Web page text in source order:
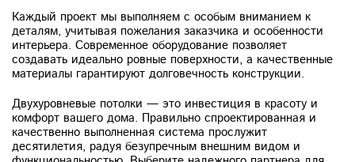
Каждый проект мы выполняем с особым вниманием к
деталям, учитывая пожелания заказчика и особенности
интерьера. Современное оборудование позволяет
создавать идеально ровные поверхности, а качественные
материалы гарантируют долговечность конструкции.
Двухуровневые потолки — это инвестиция в красоту и
комфорт вашего дома. Правильно спроектированная и
качественно выполненная система прослужит
десятилетия, радуя безупречным внешним видом и